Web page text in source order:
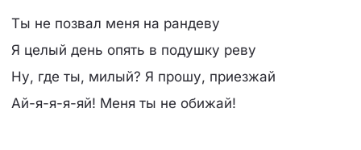
Ты не позвал меня на рандеву
Я целый день опять в подушку реву
Ну, где ты, милый? Я прошу, приезжай
Ай-я-я-я-яй! Меня ты не обижай!